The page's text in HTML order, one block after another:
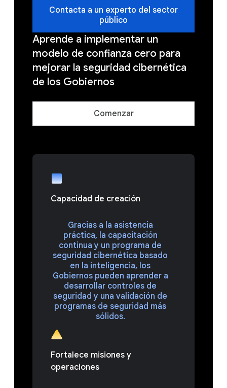
Contacta a un experto del sector
público
Aprende a implementar un
modelo de confianza cero para
mejorar la seguridad cibernética
de los Gobiernos
Comenzar
Capacidad de creación
Gracias a la asistencia
práctica, la capacitación
continua y un programa de
seguridad cibernética basado
en la inteligencia, los
Gobiernos pueden aprender a
desarrollar controles de
seguridad y una validación de
programas de seguridad más
sólidos.
Fortalece misiones y
operaciones